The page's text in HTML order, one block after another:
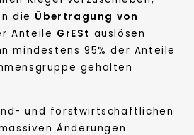
die Übertragung von
Anteile GrESt auslösen
mindestens 95% der Anteile
gehalten
und forstwirtschaftlichen
Änderungen